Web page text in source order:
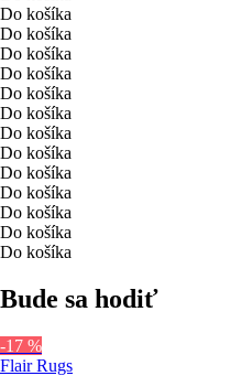
Do košíka
Do košíka
Do košíka
Do košíka
Do košíka
Do košíka
Do košíka
Do košíka
Do košíka
Do košíka
Do košíka
Do košíka
Do košíka
Bude sa hodiť
-17 %
Flair Rugs